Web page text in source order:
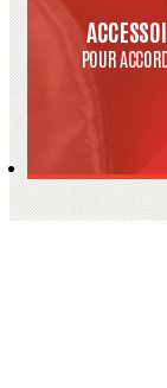
POUR